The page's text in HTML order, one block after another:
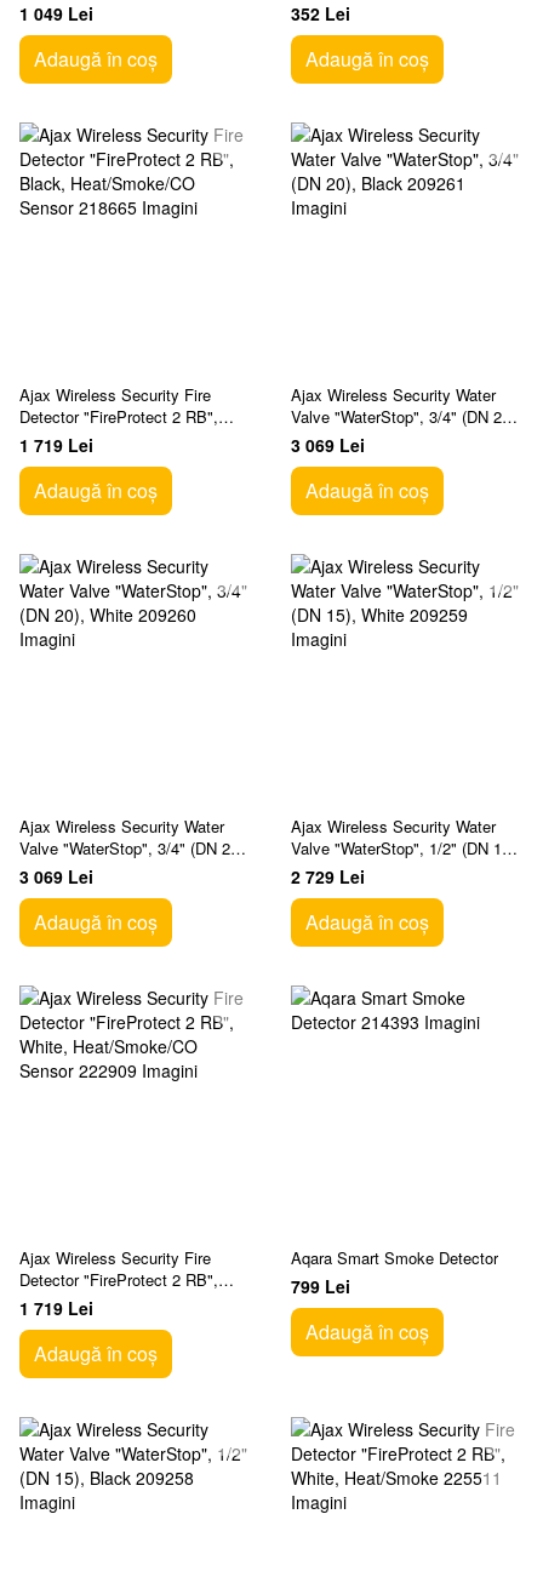
1 049 Lei
Adaugă în coș
352 Lei
Adaugă în coș
Ajax Wireless Security Fire
Detector "FireProtect 2 RB",
Black, Heat/Smoke/CO Sensor
1 719 Lei
Adaugă în coș
Ajax Wireless Security Water
Valve "WaterStop", 3/4" (DN 20),
Black
3 069 Lei
Adaugă în coș
Ajax Wireless Security Water
Valve "WaterStop", 3/4" (DN 20),
White
3 069 Lei
Adaugă în coș
Ajax Wireless Security Water
Valve "WaterStop", 1/2" (DN 15),
White
2 729 Lei
Adaugă în coș
Ajax Wireless Security Fire
Detector "FireProtect 2 RB",
White, Heat/Smoke/CO Sensor
1 719 Lei
Adaugă în coș
Aqara Smart Smoke Detector
799 Lei
Adaugă în coș